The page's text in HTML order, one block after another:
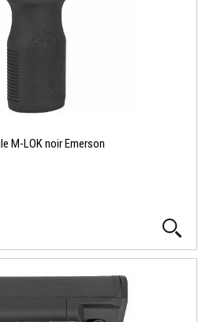
M-LOK noir Emerson